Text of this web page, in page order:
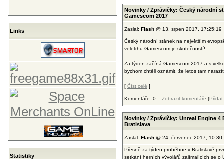
Links
Statistiky
Novinky / Zprávičky: Český národní
Gamescom 2017
Zaslal: Flash @ 13. srpen 2017, 17:25:19
Český národní stánek na největším
veletrhu Gamescom je skutečností!
Za týden začíná Gamescom 2017 a s
bychom chtěli oznámit, že letos tam
[ Číst celé ]
Komentáře: 0 :: Zobrazit komentáře (Přidat
Novinky / Zprávičky: Unreal Engine 4
Bratislava
Zaslal: Flash @ 24. červenec 2017,
Přesně za týden proběhne v Bratislavě
setkání herních vývojářů zajímajících se o